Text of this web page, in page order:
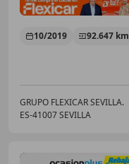
10/2019 92.647 km
GRUPO FLEXICAR SEVILLA.
ES-41007 SEVILLA